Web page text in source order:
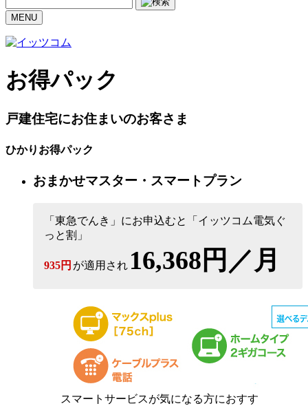
MENU
お得パック
戸建住宅にお住まいのお客さま
ひかりお得パック
おまかせマスター・スマートプラン
「東急でんき」にお申込むと「イッツコム電気ぐ
っと割」
935円 が適用され 16,368円／月
スマートサービスが気になる方におすす